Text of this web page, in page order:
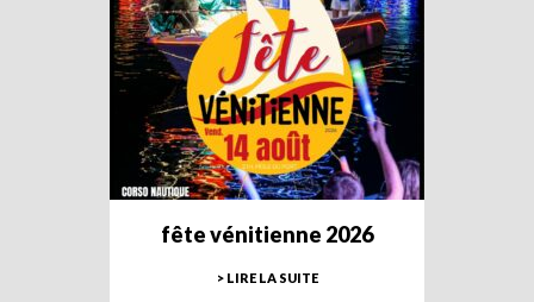
fête vénitienne 2026
> LIRE LA SUITE